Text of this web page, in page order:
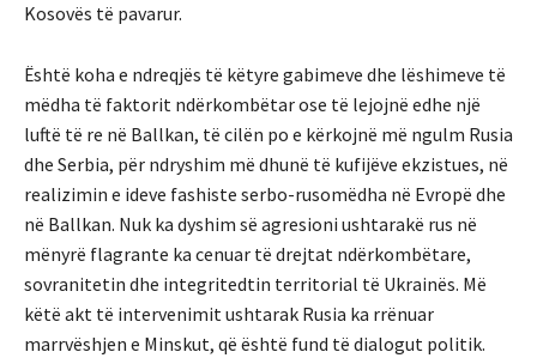
Kosovës të pavarur.
Është koha e ndreqjës të këtyre gabimeve dhe lëshimeve të
mëdha të faktorit ndërkombëtar ose të lejojnë edhe një
luftë të re në Ballkan, të cilën po e kërkojnë më ngulm Rusia
dhe Serbia, për ndryshim më dhunë të kufijëve ekzistues, në
realizimin e ideve fashiste serbo-rusomëdha në Evropë dhe
në Ballkan. Nuk ka dyshim së agresioni ushtarakë rus në
mënyrë flagrante ka cenuar të drejtat ndërkombëtare,
sovranitetin dhe integritedtin territorial të Ukrainës. Më
këtë akt të intervenimit ushtarak Rusia ka rrënuar
marrvëshjen e Minskut, që është fund të dialogut politik.